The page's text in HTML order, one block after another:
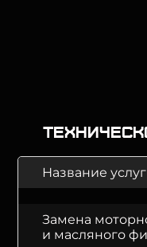
Название
Замена
и масляного